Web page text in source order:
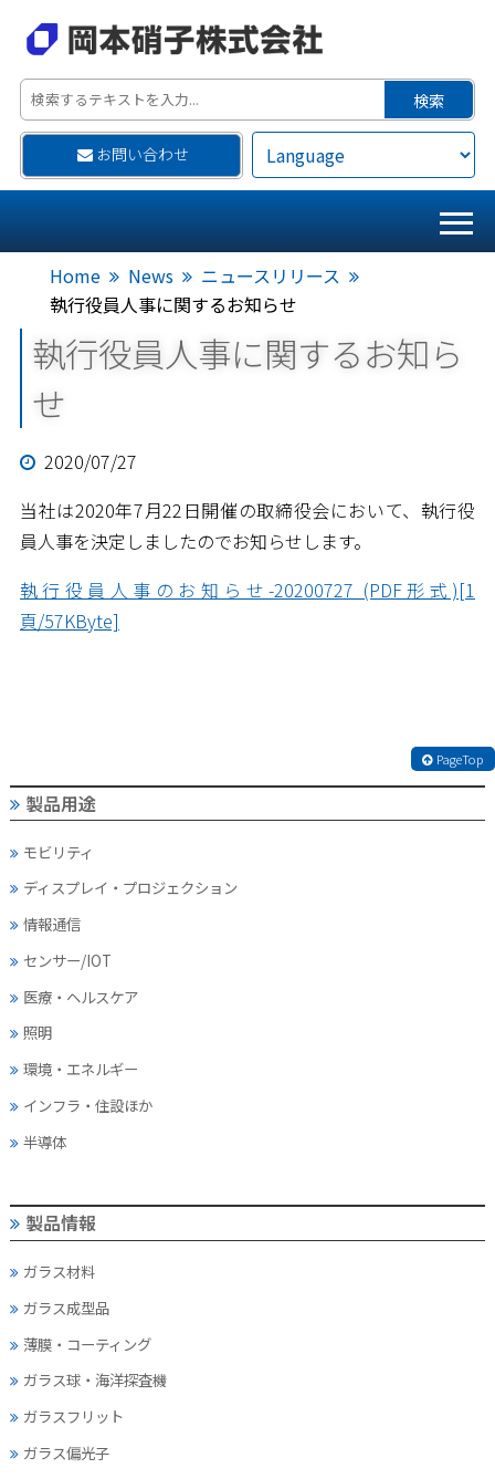
お問い合わせ
Home News
ニュースリリース
執行役員人事に関するお知らせ
執行役員人事に関するお知ら
せ
2020/07/27
当社は2020年7月22日開催の取締役会において、執行役
員人事を決定しましたのでお知らせします。
執行役員人事のお知らせ-20200727 (PDF形式)[1
頁/57KByte]
PageTop
製品用途
モビリティ
ディスプレイ・ プロジェクション
情報通信
センサー/IOT
医療・ヘルスケア
照明
環境・エネルギー
インフラ・住設ほか
半導体
製品情報
ガラス材料
ガラス成型品
薄膜・コーティング
ガラス球・海洋探査機
ガラスフリット
ガラス偏光子